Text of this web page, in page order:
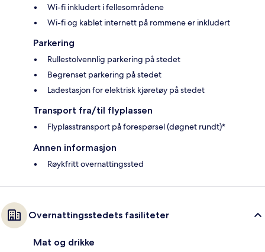
Wi-fi inkludert i fellesområdene
Wi-fi og kablet internett på rommene er inkludert
Parkering
Rullestolvennlig parkering på stedet
Begrenset parkering på stedet
Ladestasjon for elektrisk kjøretøy på stedet
Transport fra/til flyplassen
Flyplasstransport på forespørsel (døgnet rundt)*
Annen informasjon
Røykfritt overnattingssted
Overnattingsstedets fasiliteter
Mat og drikke